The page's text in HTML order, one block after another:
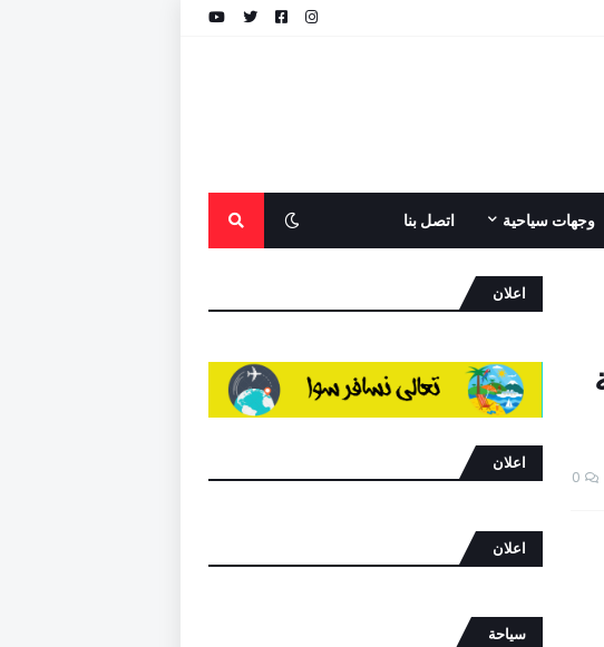
وجهات سياحية اتصل بنا
0
اعلان
اعلان
اعلان
سياحة